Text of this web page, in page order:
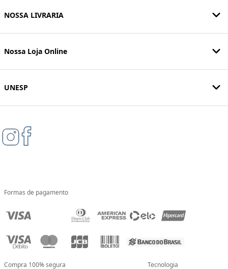
NOSSA LIVRARIA
Nossa Loja Online
UNESP
Formas de pagamento
Compra 100% segura Tecnologia